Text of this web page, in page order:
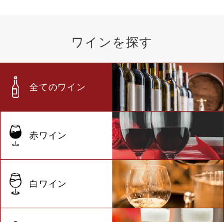
ワインを探す
全てのワイン
赤ワイン
白ワイン